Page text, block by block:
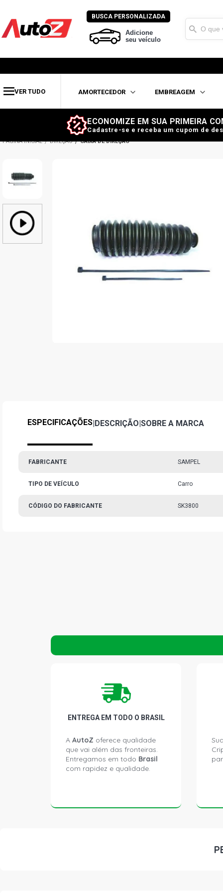
BUSCA PERSONALIZADA
Adicione
seu veículo
VER TUDO AMORTECEDOR EMBREAGEM
ECONOMIZE EM SUA PRIMEIRA
Cadastre-se e receba um cupom de
DIREÇÃO CAIXA DE DIREÇÃO
ESPECIFICAÇÕES|DESCRIÇÃO|SOBRE A MARCA
FABRICANTE SAMPEL
TIPO DE VEÍCULO Carro
CÓDIGO DO FABRICANTE SK3800
ENTREGA EM TODO O BRASIL
A AutoZ oferece qualidade
que vai além das fronteiras.
Entregamos em todo Brasil
com rapidez e qualidade.